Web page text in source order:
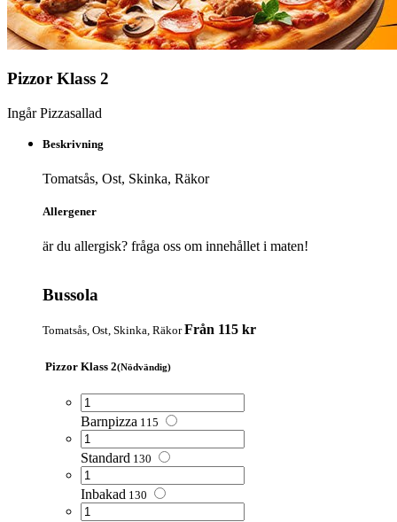
Pizzor Klass 2
Ingår Pizzasallad
Beskrivning
Tomatsås, Ost, Skinka, Räkor
Allergener
är du allergisk? fråga oss om innehållet i maten!
Bussola
Tomatsås, Ost, Skinka, RäkorFrån 115 kr
Pizzor Klass 2(Nödvändig)
Barnpizza 115
Standard 130
Inbakad 130